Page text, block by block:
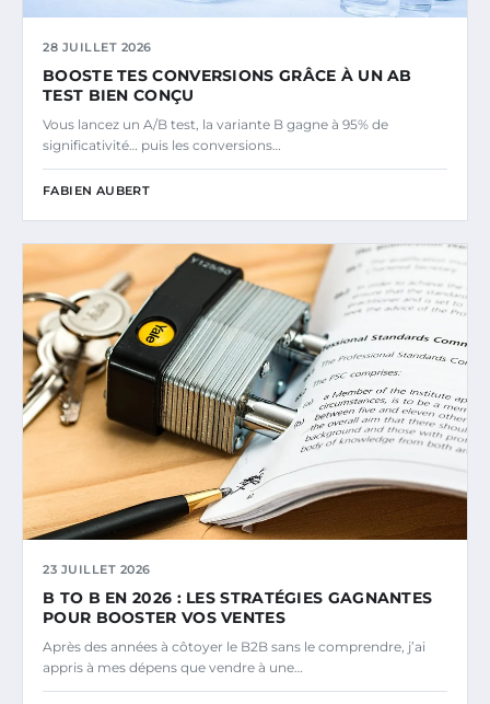
28 JUILLET 2026
BOOSTE TES CONVERSIONS GRÂCE À UN AB
TEST BIEN CONÇU
Vous lancez un A/B test, la variante B gagne à 95% de
significativité… puis les conversions…
FABIEN AUBERT
23 JUILLET 2026
B TO B EN 2026 : LES STRATÉGIES GAGNANTES
POUR BOOSTER VOS VENTES
Après des années à côtoyer le B2B sans le comprendre, j’ai
appris à mes dépens que vendre à une…